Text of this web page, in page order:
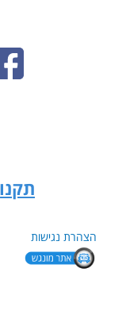
הצהרת נגישות